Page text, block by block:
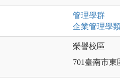
管理學群
企業管理學
榮譽校區
701臺南市東